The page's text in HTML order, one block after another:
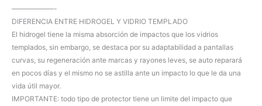
——————-
DIFERENCIA ENTRE HIDROGEL Y VIDRIO TEMPLADO
El hidrogel tiene la misma absorción de impactos que los vidrios
templados, sin embargo, se destaca por su adaptabilidad a pantallas
curvas, su regeneración ante marcas y rayones leves, se auto reparará
en pocos días y el mismo no se astilla ante un impacto lo que le da una
vida útil mayor.
IMPORTANTE: todo tipo de protector tiene un limite del impacto que